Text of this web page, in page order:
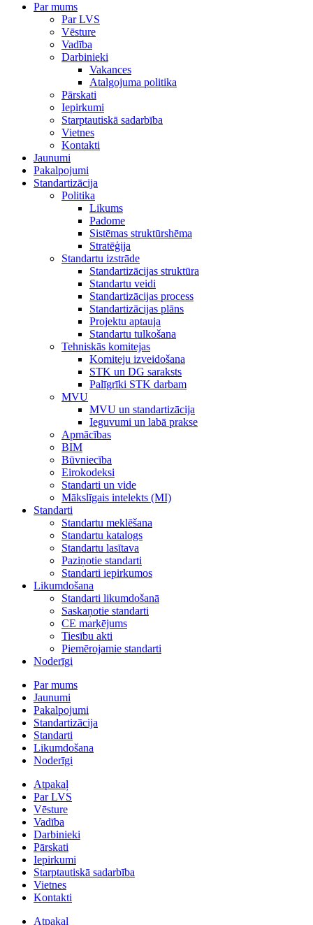
Par mums
Par LVS
Vēsture
Vadība
Darbinieki
Vakances
Atalgojuma politika
Pārskati
Iepirkumi
Starptautiskā sadarbība
Vietnes
Kontakti
Jaunumi
Pakalpojumi
Standartizācija
Politika
Likums
Padome
Sistēmas struktūrshēma
Stratēģija
Standartu izstrāde
Standartizācijas struktūra
Standartu veidi
Standartizācijas process
Standartizācijas plāns
Projektu aptauja
Standartu tulkošana
Tehniskās komitejas
Komiteju izveidošana
STK un DG saraksts
Palīgrīki STK darbam
MVU
MVU un standartizācija
Ieguvumi un labā prakse
Apmācības
BIM
Būvniecība
Eirokodeksi
Standarti un vide
Mākslīgais intelekts (MI)
Standarti
Standartu meklēšana
Standartu katalogs
Standartu lasītava
Paziņotie standarti
Standarti iepirkumos
Likumdošana
Standarti likumdošanā
Saskaņotie standarti
CE marķējums
Tiesību akti
Piemērojamie standarti
Noderīgi
Par mums
Jaunumi
Pakalpojumi
Standartizācija
Standarti
Likumdošana
Noderīgi
Atpakaļ
Par LVS
Vēsture
Vadība
Darbinieki
Pārskati
Iepirkumi
Starptautiskā sadarbība
Vietnes
Kontakti
Atpakaļ